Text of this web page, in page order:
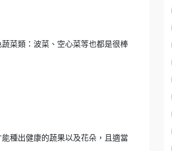
菜類：波菜、空心菜等也都是很棒
種出健康的蔬果以及花朵，且適當